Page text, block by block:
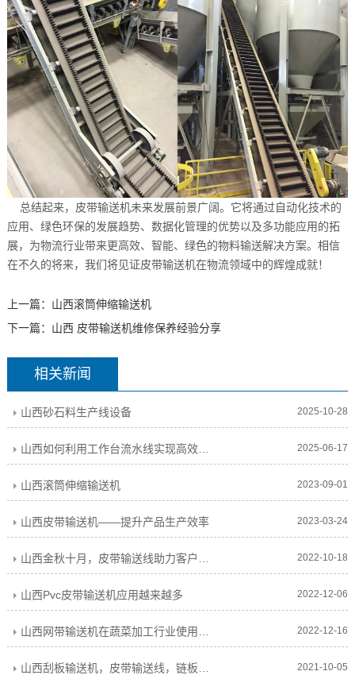
总结起来，皮带输送机未来发展前景广阔。它将通过自动化技术的
应用、绿色环保的发展趋势、数据化管理的优势以及多功能应用的拓
展，为物流行业带来更高效、智能、绿色的物料输送解决方案。相信
在不久的将来，我们将见证皮带输送机在物流领域中的辉煌成就！
上一篇： 山西滚筒伸缩输送机
下一篇： 山西 皮带输送机维修保养经验分享
相关新闻
山西砂石料生产线设备 2025-10-28
山西如何利用工作台流水线实现高效完成任务任务工作计划 2025-06-17
山西滚筒伸缩输送机 2023-09-01
山西皮带输送机——提升产品生产效率 2023-03-24
2022-10-18
山西Pvc皮带输送机应用越来越多 2022-12-06
2022-12-16
2021-10-05